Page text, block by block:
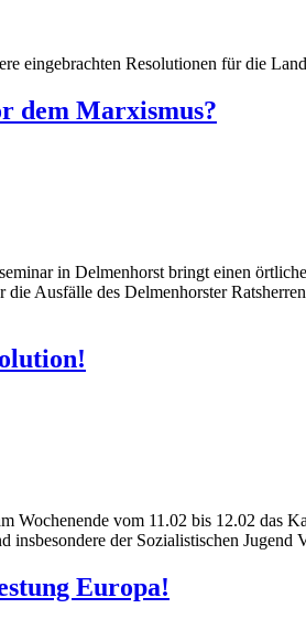
eingebrachten Resolutionen für die
dem Marxismus?
in Delmenhorst bringt einen
Ausfälle des Delmenhorster
Wochenende vom 11.02 bis 12.02 das
insbesondere der Sozialistischen
Europa!